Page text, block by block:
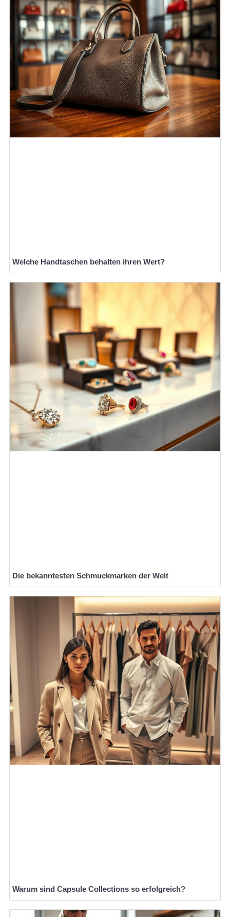
Welche Handtaschen behalten ihren Wert?
Die bekanntesten Schmuckmarken der Welt
Warum sind Capsule Collections so erfolgreich?